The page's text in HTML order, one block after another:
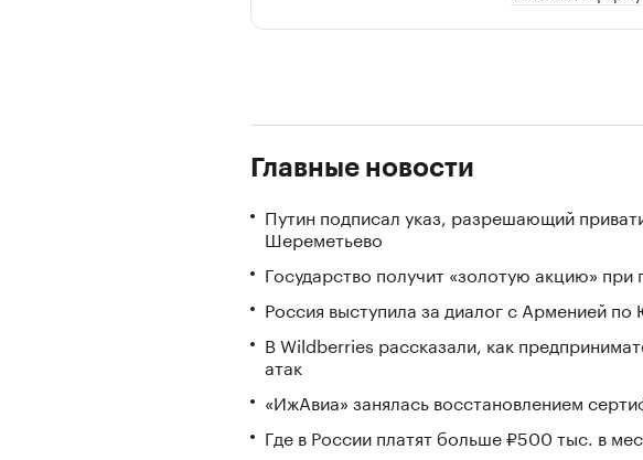
Главные новости
Путин подписал указ, разрешающий
Шереметьево
Государство получит «золотую акцию»
Россия выступила за диалог с Арменией
В Wildberries рассказали, как
атак
«ИжАвиа» занялась восстановлением
Где в России платят больше ₽500 тыс. в